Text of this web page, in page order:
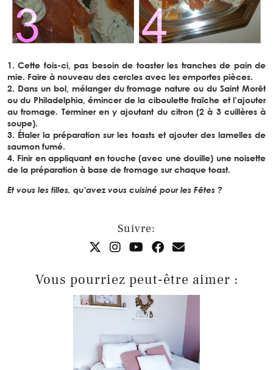
1. Cette fois-ci, pas besoin de toaster les tranches de pain de
mie. Faire à nouveau des cercles avec les emportes pièces.
2. Dans un bol, mélanger du fromage nature ou du Saint Morêt
ou du Philadelphia, émincer de la ciboulette fraîche et l’ajouter
au fromage. Terminer en y ajoutant du citron (2 à 3 cuillères à
soupe).
3. Étaler la préparation sur les toasts et ajouter des lamelles de
saumon fumé.
4. Finir en appliquant en touche (avec une douille) une noisette
de la préparation à base de fromage sur chaque toast.
Et vous les filles, qu’avez vous cuisiné pour les Fêtes ?
Suivre:
Vous pourriez peut-être aimer :